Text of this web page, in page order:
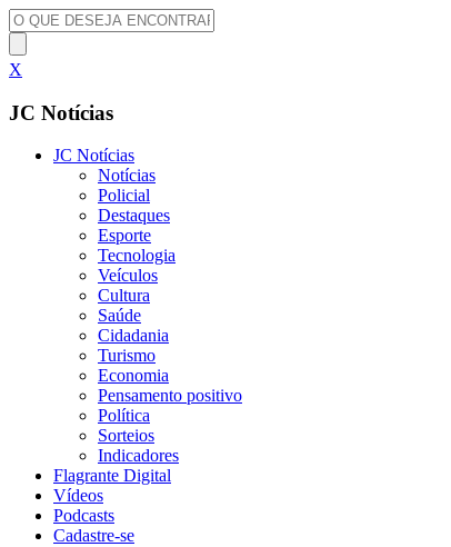
X
JC Notícias
JC Notícias
Notícias
Policial
Destaques
Esporte
Tecnologia
Veículos
Cultura
Saúde
Cidadania
Turismo
Economia
Pensamento positivo
Política
Sorteios
Indicadores
Flagrante Digital
Vídeos
Podcasts
Cadastre-se